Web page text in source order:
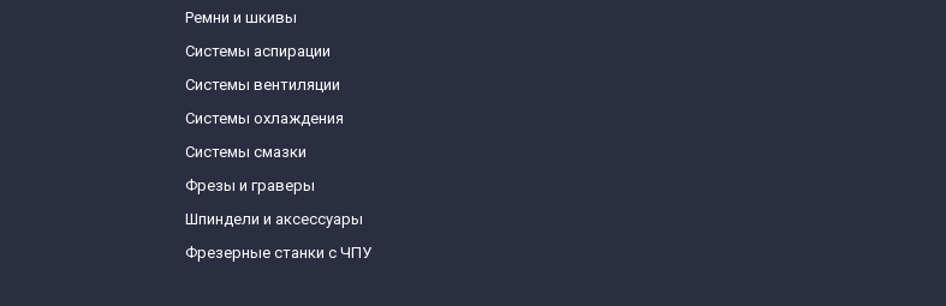
Ремни и шкивы
Системы аспирации
Системы вентиляции
Системы охлаждения
Системы смазки
Фрезы и граверы
Шпиндели и аксессуары
Фрезерные станки с ЧПУ